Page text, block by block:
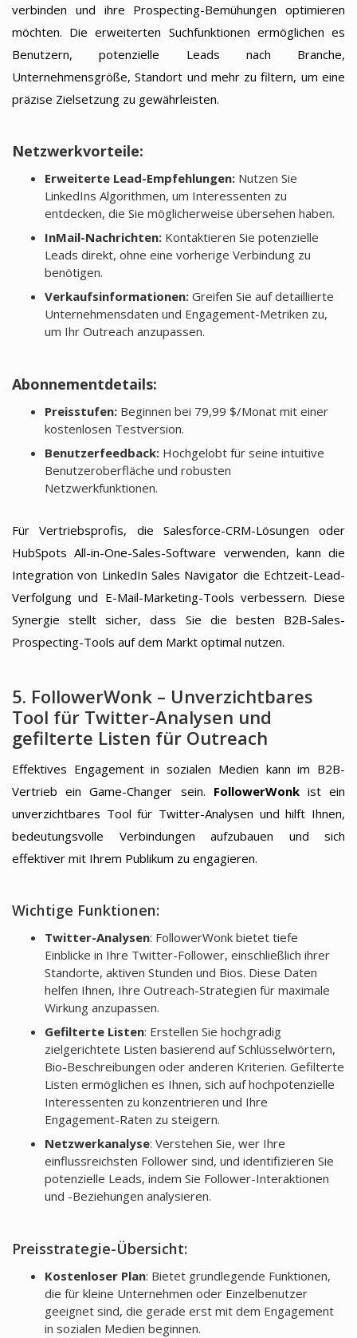
verbinden und ihre Prospecting-Bemühungen optimieren
möchten. Die erweiterten Suchfunktionen ermöglichen es
Benutzern, potenzielle Leads nach Branche,
Unternehmensgröße, Standort und mehr zu filtern, um eine
präzise Zielsetzung zu gewährleisten.
Netzwerkvorteile:
Erweiterte Lead-Empfehlungen:Nutzen Sie
LinkedIns Algorithmen, um Interessenten zu
entdecken, die Sie möglicherweise übersehen haben.
InMail-Nachrichten:Kontaktieren Sie potenzielle
Leads direkt, ohne eine vorherige Verbindung zu
benötigen.
Verkaufsinformationen:Greifen Sie auf detaillierte
Unternehmensdaten und Engagement-Metriken zu,
um Ihr Outreach anzupassen.
Abonnementdetails:
Preisstufen:Beginnen bei 79,99 $/Monat mit einer
kostenlosen Testversion.
Benutzerfeedback:Hochgelobt für seine intuitive
Benutzeroberfläche und robusten
Netzwerkfunktionen.
Für Vertriebsprofis, die Salesforce-CRM-Lösungen oder
HubSpots All-in-One-Sales-Software verwenden, kann die
Integration von LinkedIn Sales Navigator die Echtzeit-Lead-
Verfolgung und E-Mail-Marketing-Tools verbessern. Diese
Synergie stellt sicher, dass Sie die besten B2B-Sales-
Prospecting-Tools auf dem Markt optimal nutzen.
5. FollowerWonk – Unverzichtbares
Tool für Twitter-Analysen und
gefilterte Listen für Outreach
Effektives Engagement in sozialen Medien kann im B2B-
Vertrieb ein Game-Changer sein. FollowerWonkist ein
unverzichtbares Tool für Twitter-Analysen und hilft Ihnen,
bedeutungsvolle Verbindungen aufzubauen und sich
effektiver mit Ihrem Publikum zu engagieren.
Wichtige Funktionen:
Twitter-Analysen: FollowerWonk bietet tiefe
Einblicke in Ihre Twitter-Follower, einschließlich ihrer
Standorte, aktiven Stunden und Bios. Diese Daten
helfen Ihnen, Ihre Outreach-Strategien für maximale
Wirkung anzupassen.
Gefilterte Listen: Erstellen Sie hochgradig
zielgerichtete Listen basierend auf Schlüsselwörtern,
Bio-Beschreibungen oder anderen Kriterien. Gefilterte
Listen ermöglichen es Ihnen, sich auf hochpotenzielle
Interessenten zu konzentrieren und Ihre
Engagement-Raten zu steigern.
Netzwerkanalyse: Verstehen Sie, wer Ihre
einflussreichsten Follower sind, und identifizieren Sie
potenzielle Leads, indem Sie Follower-Interaktionen
und -Beziehungen analysieren.
Preisstrategie-Übersicht:
Kostenloser Plan: Bietet grundlegende Funktionen,
die für kleine Unternehmen oder Einzelbenutzer
geeignet sind, die gerade erst mit dem Engagement
in sozialen Medien beginnen.